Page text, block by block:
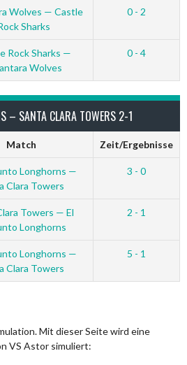
Wolves — Castle
Sharks
0 - 2
Rock Sharks —
Wolves
0 - 4
– SANTA CLARA TOWERS 2-1
Match Zeit/Ergebnisse
Longhorns —
Clara Towers
3 - 0
Towers — El
Longhorns
2 - 1
Longhorns —
Clara Towers
5 - 1
Mit dieser Seite wird eine
VS Astor simuliert: